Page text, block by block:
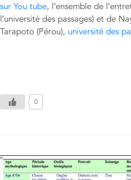
sur You tube, l’ensemble de
l’université des passages) et de
Tarapoto (Pérou), université des
0